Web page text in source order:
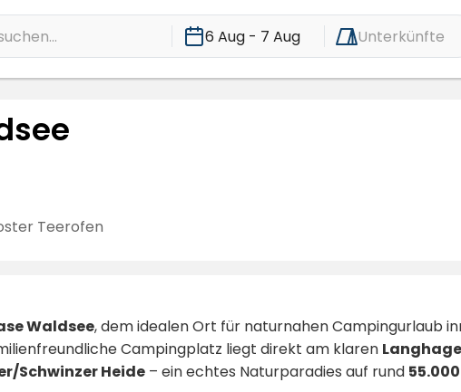
6 Aug - 7 Aug Unterkünfte
Teerofen
Waldsee, dem idealen Ort für naturnahen Campingurlaub
Campingplatz liegt direkt am klaren
Schwinzer Heide – ein echtes Naturparadies auf rund